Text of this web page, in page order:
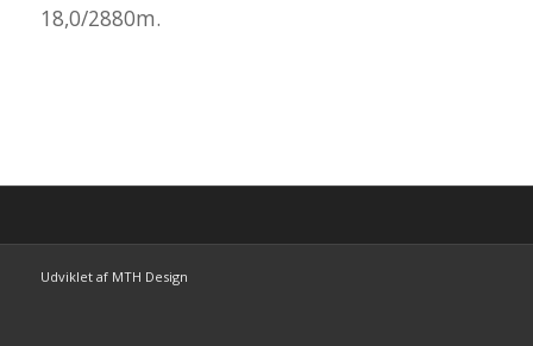
18,0/2880m.
Udviklet af MTH Design